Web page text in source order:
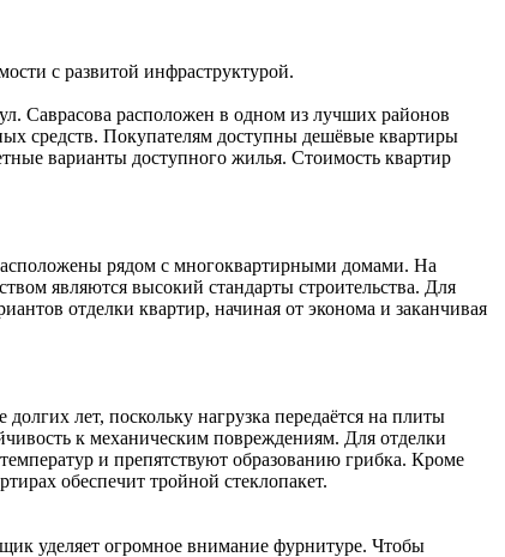
с развитой инфраструктурой.
Саврасова расположен в одном из лучших районов
средств. Покупателям доступны дешёвые квартиры
варианты доступного жилья. Стоимость квартир
рядом с многоквартирными домами. На
являются высокий стандарты строительства. Для
отделки квартир, начиная от эконома и заканчивая
лет, поскольку нагрузка передаётся на плиты
к механическим повреждениям. Для отделки
и препятствуют образованию грибка. Кроме
обеспечит тройной стеклопакет.
уделяет огромное внимание фурнитуре. Чтобы